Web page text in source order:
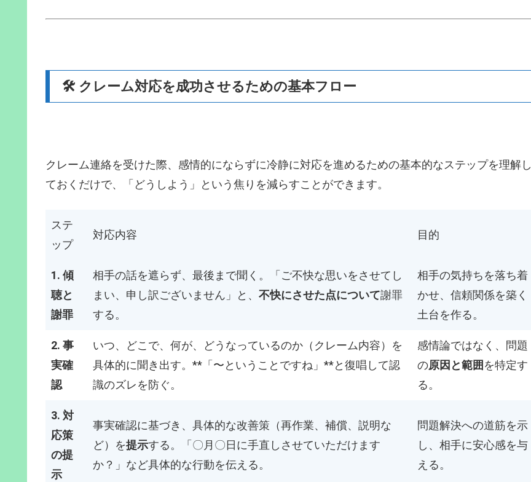
🛠️ クレーム対応を成功させるための基本フロー
クレーム連絡を受けた際、感情的にならずに冷静に対応を進めるための基本的なステップを理解し
ておくだけで、「どうしよう」という焦りを減らすことができます。
ステ
ップ
対応内容 目的
1. 傾
聴と
謝罪
相手の話を遮らず、最後まで聞く。「ご不快な思いをさせてし
まい、申し訳ございません」と、 不快にさせた点について謝罪
する。
相手の気持ちを落ち着
かせ、信頼関係を築く
土台を作る。
2. 事
実確
認
いつ、どこで、何が、どうなっているのか（クレーム内容）を
具体的に聞き出す。**「〜ということですね」**と復唱して認
識のズレを防ぐ。
感情論ではなく、問題
の原因と範囲 を特定す
る。
3. 対
応策
の提
示
事実確認に基づき、具体的な改善策（再作業、補償、説明な
ど）を提示する。「〇月〇日に手直しさせていただけます
か？」など具体的な行動を伝える。
問題解決への道筋を示
し、相手に安心感を与
える。